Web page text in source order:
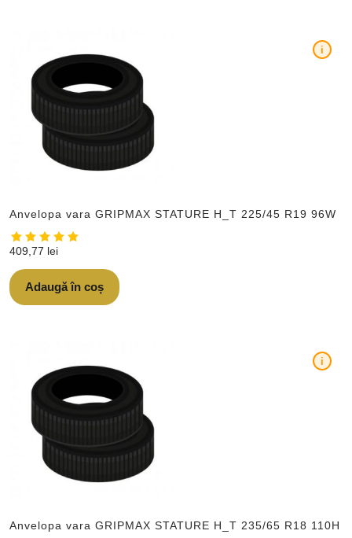
Anvelopa vara GRIPMAX STATURE H_T 225/45 R19 96W
i
409,77 lei
Adaugă în coș
Anvelopa vara GRIPMAX STATURE H_T 235/65 R18 110H
i